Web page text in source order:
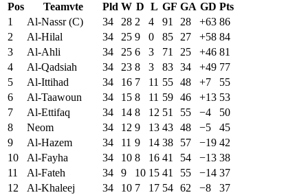
Pos
Teamvte Pld W D L GF GA GD Pts
1
Al-Nassr (C) 34 28 2 4 91 28 +63 86
2
Al-Hilal 34 25 9 0 85 27 +58 84
3
Al-Ahli 34 25 6 3 71 25 +46 81
4
Al-Qadsiah 34 23 8 3 83 34 +49 77
5
Al-Ittihad 34 16 7 11 55 48 +7
55
6
Al-Taawoun 34 15 8 11 59 46 +13 53
7
Al-Ettifaq 34 14 8 12 51 55 −4
50
8
Neom 34 12 9 13 43 48 −5
45
9
Al-Hazem 34 11 9 14 38 57 −19 42
10
Al-Fayha 34 10 8 16 41 54 −13 38
11
Al-Fateh 34 9 10 15 41 55 −14 37
12
Al-Khaleej 34 10 7 17 54 62 −8
37